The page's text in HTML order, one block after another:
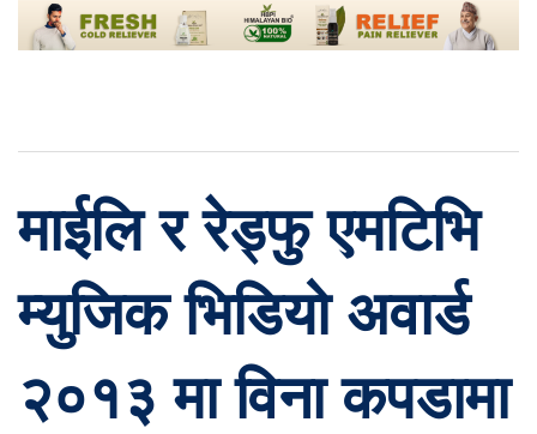
माईलि र रेड्फु एमटिभि
म्युजिक भिडियो अवार्ड
२०१३ मा विना कपडामा